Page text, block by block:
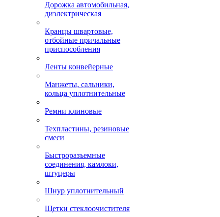
Дорожка автомобильная,
диэлектрическая
Кранцы швартовые,
отбойные причальные
приспособления
Ленты конвейерные
Манжеты, сальники,
кольца уплотнительные
Ремни клиновые
Техпластины, резиновые
смеси
Быстроразъемные
соединения, камлоки,
штуцеры
Шнур уплотнительный
Щетки стеклоочистителя